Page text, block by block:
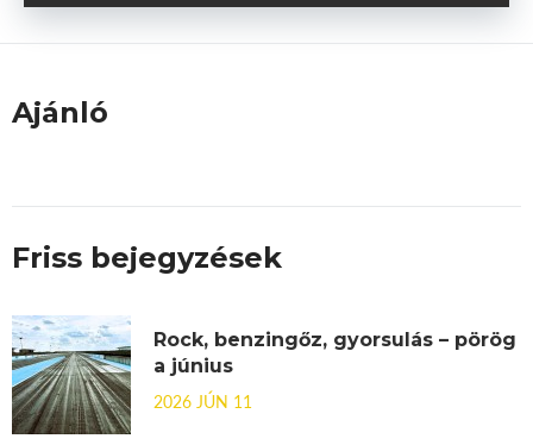
Ajánló
Friss bejegyzések
Rock, benzingőz, gyorsulás – pörög
a június
2026 JÚN 11